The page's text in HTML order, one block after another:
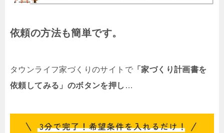
依頼の方法も簡単です。
タウンライフ家づくりのサイトで 「家づくり計画書を
依頼してみる」のボタンを押し …